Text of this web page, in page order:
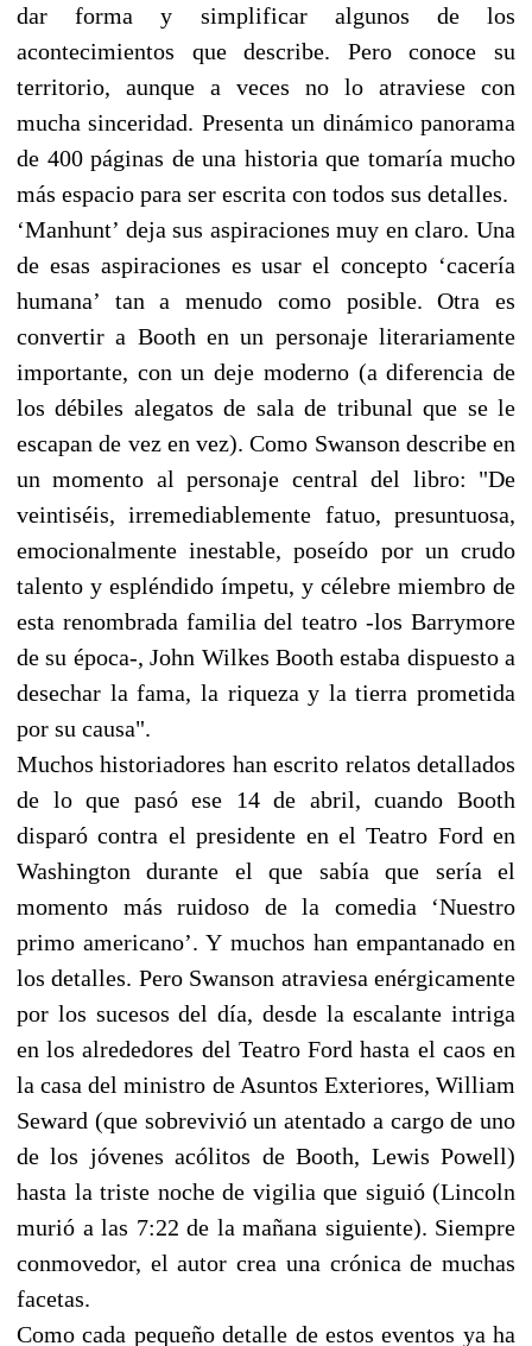
dar forma y simplificar algunos de los
acontecimientos que describe. Pero conoce su
territorio, aunque a veces no lo atraviese con
mucha sinceridad. Presenta un dinámico panorama
de 400 páginas de una historia que tomaría mucho
más espacio para ser escrita con todos sus detalles.
‘Manhunt’ deja sus aspiraciones muy en claro. Una
de esas aspiraciones es usar el concepto ‘cacería
humana’ tan a menudo como posible. Otra es
convertir a Booth en un personaje literariamente
importante, con un deje moderno (a diferencia de
los débiles alegatos de sala de tribunal que se le
escapan de vez en vez). Como Swanson describe en
un momento al personaje central del libro: "De
veintiséis, irremediablemente fatuo, presuntuosa,
emocionalmente inestable, poseído por un crudo
talento y espléndido ímpetu, y célebre miembro de
esta renombrada familia del teatro -los Barrymore
de su época-, John Wilkes Booth estaba dispuesto a
desechar la fama, la riqueza y la tierra prometida
por su causa".
Muchos historiadores han escrito relatos detallados
de lo que pasó ese 14 de abril, cuando Booth
disparó contra el presidente en el Teatro Ford en
Washington durante el que sabía que sería el
momento más ruidoso de la comedia ‘Nuestro
primo americano’. Y muchos han empantanado en
los detalles. Pero Swanson atraviesa enérgicamente
por los sucesos del día, desde la escalante intriga
en los alrededores del Teatro Ford hasta el caos en
la casa del ministro de Asuntos Exteriores, William
Seward (que sobrevivió un atentado a cargo de uno
de los jóvenes acólitos de Booth, Lewis Powell)
hasta la triste noche de vigilia que siguió (Lincoln
murió a las 7:22 de la mañana siguiente). Siempre
conmovedor, el autor crea una crónica de muchas
facetas.
Como cada pequeño detalle de estos eventos ya ha